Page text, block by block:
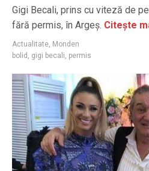
Gigi Becali, prins cu viteză de
fără permis, în Argeș. Citește
Actualitate, Monden
bolid , gigi becali, permis